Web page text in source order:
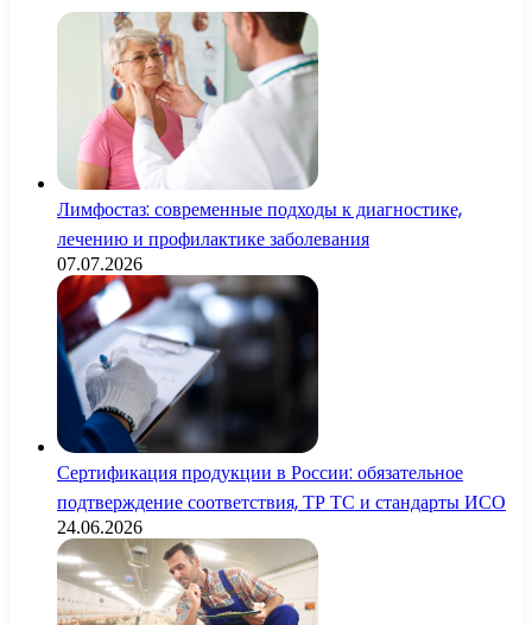
Лимфостаз: современные подходы к диагностике,
лечению и профилактике заболевания
07.07.2026
Сертификация продукции в России: обязательное
подтверждение соответствия, ТР ТС и стандарты ИСО
24.06.2026